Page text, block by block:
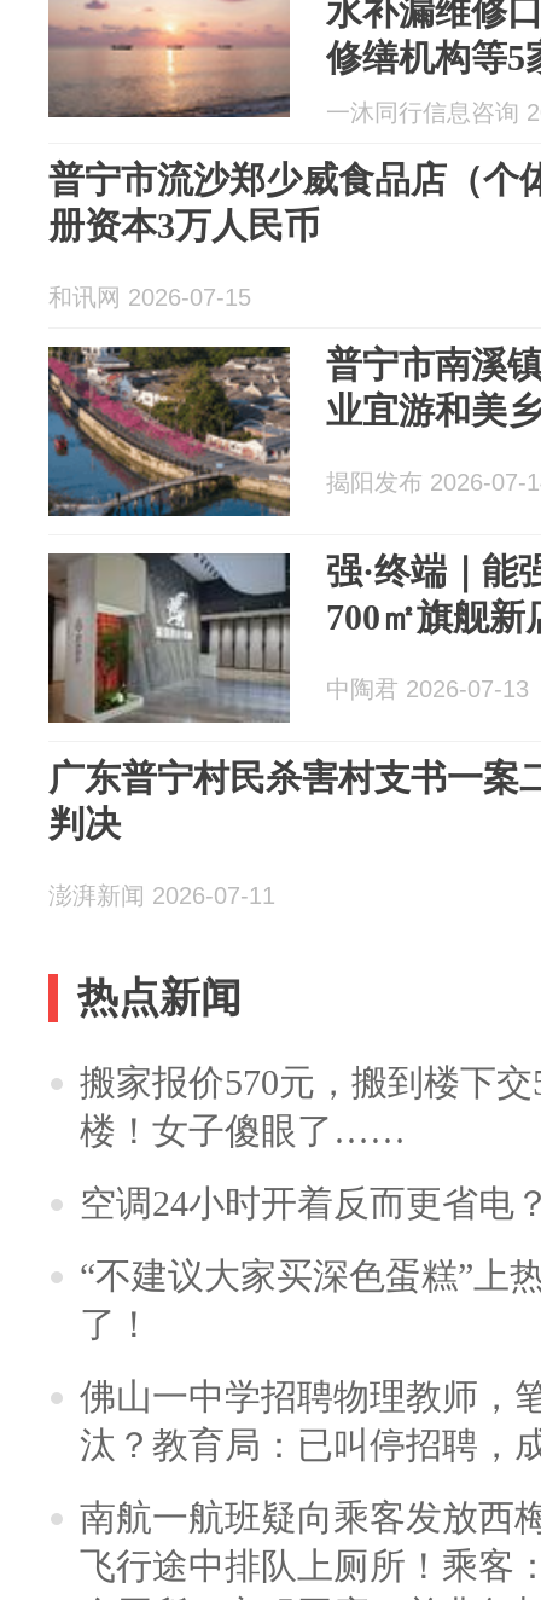
水补漏维修
修缮机构等5
务项目：卫
水维修）
一沐同行信息咨询
普宁市流沙郑少威食品店（个
册资本3万人民币
和讯网 2026-07-15
普宁市南溪
业宜游和美
揭阳发布 2026-07-
强·终端｜能
700㎡旗舰新
中陶君 2026-07-13
广东普宁村民杀害村支书一案
判决
澎湃新闻 2026-07-11
热点新闻
搬家报价570元，搬到楼下
楼！女子傻眼了……
空调24小时开着反而更省电
“不建议大家买深色蛋糕”上
了！
佛山一中学招聘物理教师，
汰？教育局：已叫停招聘，
南航一航班疑向乘客发放西
飞行途中排队上厕所！乘客